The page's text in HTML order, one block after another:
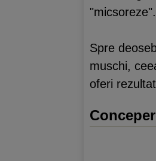
"micsoreze".
Spre
muschi,
oferi